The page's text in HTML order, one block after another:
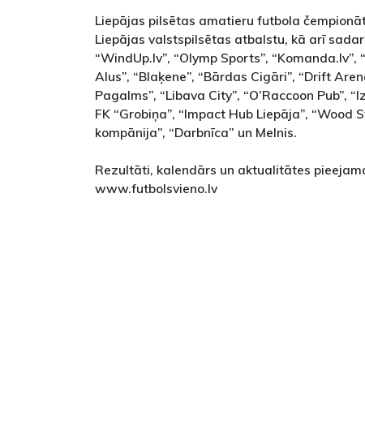
Liepājas pilsētas amatieru futbola
Liepājas valstspilsētas atbalstu, kā arī
“WindUp.lv”, “Olymp Sports”, “Komanda.lv”,
Alus”, “Blaķene”, “Bārdas Cigāri”, “Drift
Pagalms”, “Libava City”, “O’Raccoon Pub”,
FK “Grobiņa”, “Impact Hub Liepāja”, “Wood
kompānija”, “Darbnīca” un Melnis.
Rezultāti, kalendārs un aktualitātes
www.futbolsvieno.lv